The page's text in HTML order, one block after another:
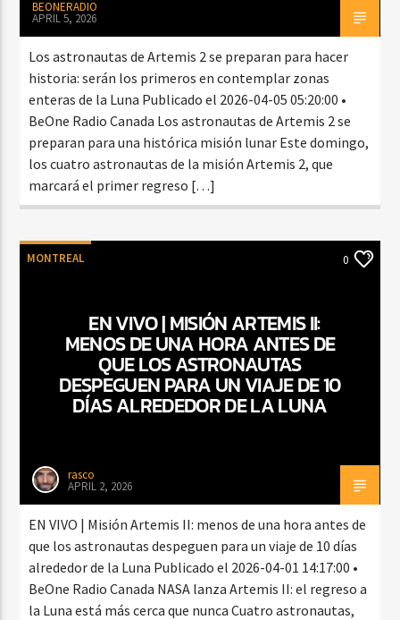
BEONERADIO
APRIL 5, 2026
Los astronautas de Artemis 2 se preparan para hacer
historia: serán los primeros en contemplar zonas
enteras de la Luna Publicado el 2026-04-05 05:20:00 •
BeOne Radio Canada Los astronautas de Artemis 2 se
preparan para una histórica misión lunar Este domingo,
los cuatro astronautas de la misión Artemis 2, que
marcará el primer regreso […]
MONTREAL 0
EN VIVO | MISIÓN ARTEMIS II:
MENOS DE UNA HORA ANTES DE
QUE LOS ASTRONAUTAS
DESPEGUEN PARA UN VIAJE DE 10
DÍAS ALREDEDOR DE LA LUNA
rasco
APRIL 2, 2026
EN VIVO | Misión Artemis II: menos de una hora antes de
que los astronautas despeguen para un viaje de 10 días
alrededor de la Luna Publicado el 2026-04-01 14:17:00 •
BeOne Radio Canada NASA lanza Artemis II: el regreso a
la Luna está más cerca que nunca Cuatro astronautas,